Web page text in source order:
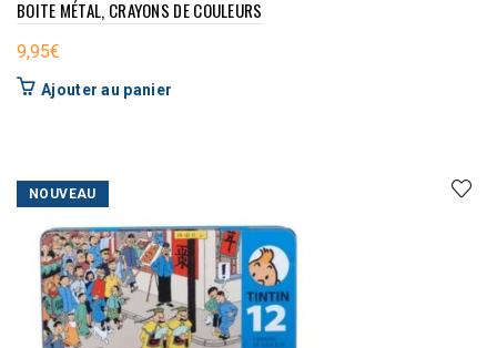
BOITE MÉTAL, CRAYONS DE COULEURS
9,95€
Ajouter au panier
NOUVEAU